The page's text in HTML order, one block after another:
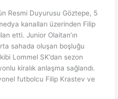
Resmi Duyurusu Göztepe, 5
kanalları üzerinden Filip
etti. Junior Olaitan’ın
sahada oluşan boşluğu
Lommel SK’dan sezon
kiralık anlaşma sağlandı.
futbolcu Filip Krastev ve